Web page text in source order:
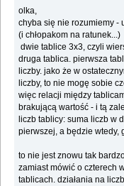
olka,
chyba się nie rozumiemy -
(i chłopakom na ratunek...)
dwie tablice 3x3, czyli
druga tablica. pierwsza
liczby. jako że w
liczby, to nie mogę sobie
więc relacji między
brakującą wartość - i tą
liczb tablicy: suma liczb w
pierwszej, a będzie wtedy,
to nie jest znowu tak
zamiast mówić o czterech
tablicach. działania na